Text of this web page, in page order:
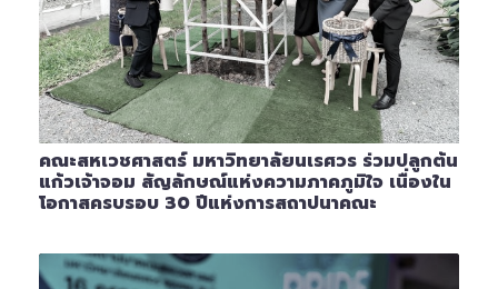
คณะสหเวชศาสตร์ มหาวิทยาลัยนเรศวร ร่วมปลูกต้น
แก้วเจ้าจอม สัญลักษณ์แห่งความภาคภูมิใจ เนื่องใน
โอกาสครบรอบ 30 ปีแห่งการสถาปนาคณะ